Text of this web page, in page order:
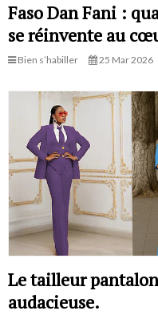
Faso Dan Fani :
se réinvente au
Bien s’habiller 25 Mar 2026
Le tailleur
audacieuse.